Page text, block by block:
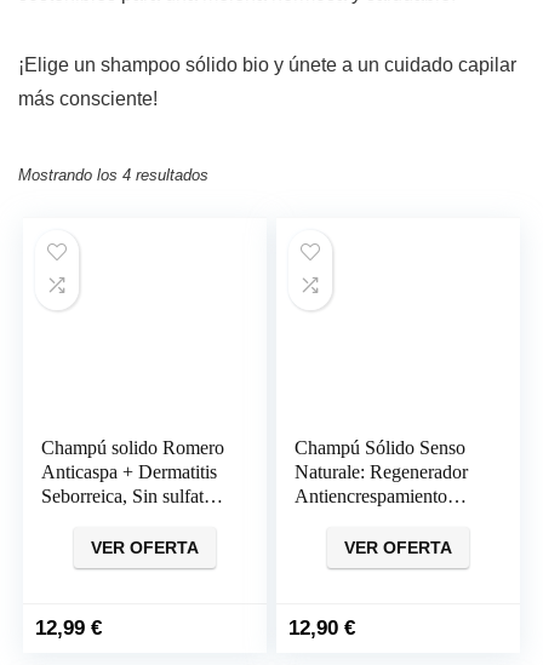
¡Elige un shampoo sólido bio y únete a un cuidado capilar
más consciente!
Mostrando los 4 resultados
Champú solido Romero
Anticaspa + Dermatitis
Seborreica, Sin sulfatos
VER OFERTA
12,99€
Champú Sólido Senso
Naturale: Regenerador
Antiencrespamiento
VER OFERTA
12,90€